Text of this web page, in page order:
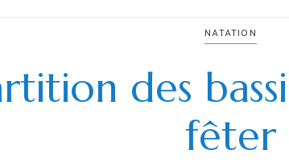
NATATION
des
fêter